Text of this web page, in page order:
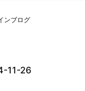
ンブログ
11-26